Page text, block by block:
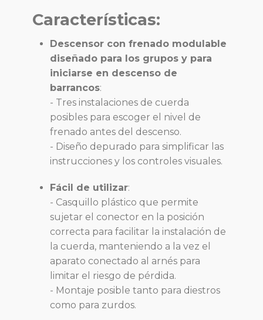
Características:
Descensor con frenado modulable
diseñado para los grupos y para
iniciarse en descenso de
barrancos:
- Tres instalaciones de cuerda
posibles para escoger el nivel de
frenado antes del descenso.
- Diseño depurado para simplificar las
instrucciones y los controles visuales.
Fácil de utilizar:
- Casquillo plástico que permite
sujetar el conector en la posición
correcta para facilitar la instalación de
la cuerda, manteniendo a la vez el
aparato conectado al arnés para
limitar el riesgo de pérdida.
- Montaje posible tanto para diestros
como para zurdos.